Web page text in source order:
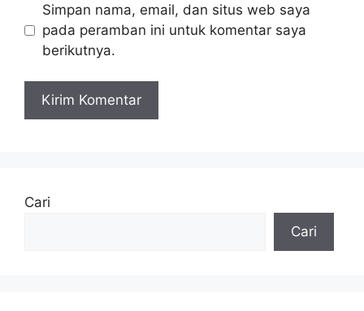
Simpan nama, email, dan situs web saya
pada peramban ini untuk komentar saya
berikutnya.
Cari
Cari